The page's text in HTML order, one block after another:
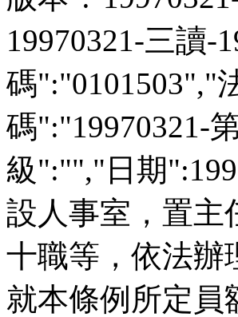
19970321-三讀-
碼":"0101503","
碼":"19970321-
級":"","日期
設人事室，置主
十職等，依法辦
就本條例所定